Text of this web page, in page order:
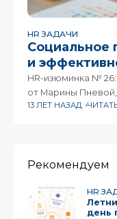
HR ЗАДАЧИ
Социальное
и
HR-изюминка №
от Марины
сделать
я представляю
13 ЛЕТ НАЗАД
Рекомендуем
HR
день